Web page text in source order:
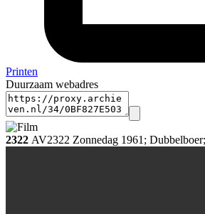
Printen
Duurzaam webadres
2322 AV2322 Zonnedag 1961;